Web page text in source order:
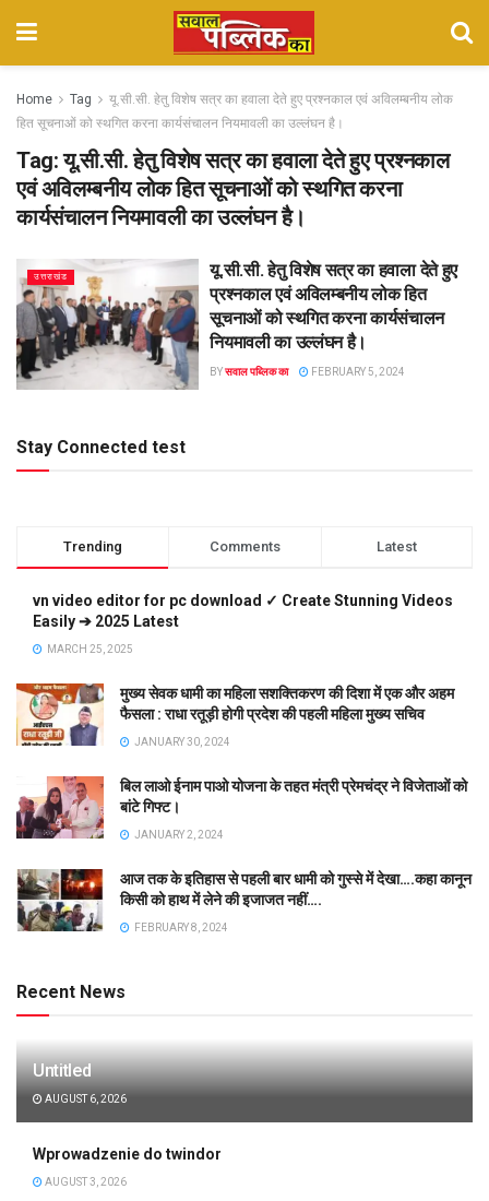
Home Tag
यू.सी.सी. हेतु विशेष सत्र का हवाला देते हुए प्रश्नकाल एवं अविलम्बनीय लोक
हित सूचनाओं को स्थगित करना कार्यसंचालन नियमावली का उल्लंघन है।
Tag:यू.सी.सी. हेतु विशेष सत्र का हवाला देते हुए प्रश्नकाल
एवं अविलम्बनीय लोक हित सूचनाओं को स्थगित करना
कार्यसंचालन नियमावली का उल्लंघन है।
उत्तराखंड
यू.सी.सी. हेतु विशेष सत्र का हवाला देते हुए
प्रश्नकाल एवं अविलम्बनीय लोक हित
सूचनाओं को स्थगित करना कार्यसंचालन
नियमावली का उल्लंघन है।
BYसवाल पब्लिक का FEBRUARY 5, 2024
Stay Connected test
Trending Comments Latest
vn video editor for pc download ✓ Create Stunning Videos
Easily ➔ 2025 Latest
MARCH 25, 2025
मुख्य सेवक धामी का महिला सशक्तिकरण की दिशा में एक और अहम
फैसला : राधा रतूड़ी होगी प्रदेश की पहली महिला मुख्य सचिव
JANUARY 30, 2024
बिल लाओ ईनाम पाओ योजना के तहत मंत्री प्रेमचंद्र ने विजेताओं को
बांटे गिफ्ट।
JANUARY 2, 2024
आज तक के इतिहास से पहली बार धामी को गुस्से में देखा….कहा कानून
किसी को हाथ में लेने की इजाजत नहीं….
FEBRUARY 8, 2024
Recent News
Untitled
AUGUST 6, 2026
Wprowadzenie do twindor
AUGUST 3, 2026